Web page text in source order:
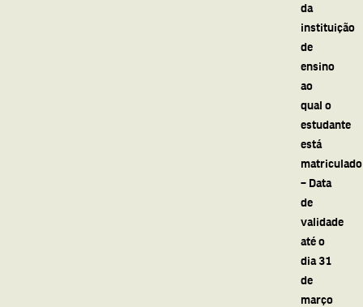
da
instituição
de
ensino
ao
qual o
estudante
está
matriculado
– Data
de
validade
até o
dia 31
de
março